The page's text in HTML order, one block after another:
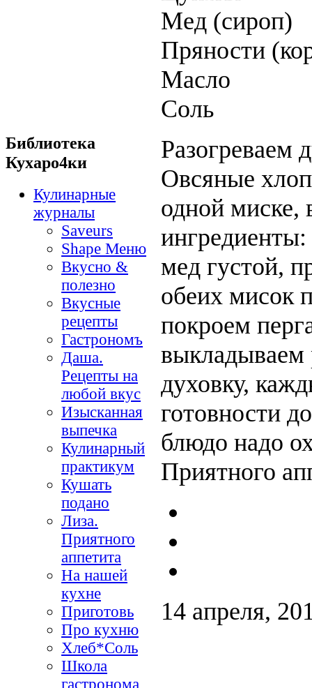
Библиотека
Кухаро4ки
Кулинарные
журналы
Saveurs
Shape Меню
Вкусно &
полезно
Вкусные
рецепты
Гастрономъ
Даша.
Рецепты на
любой вкус
Изысканная
выпечка
Кулинарный
практикум
Кушать
подано
Лиза.
Приятного
аппетита
На нашей
кухне
Приготовь
Про кухню
Хлеб*Соль
Школа
гастронома
Мед (сироп)
Пряности
Масло
Соль
Разогреваем
Овсяные
одной миске,
мед густой,
обеих мисок
покроем
выкладываем
духовку,
готовности
блюдо надо
Приятного
14 апреля,